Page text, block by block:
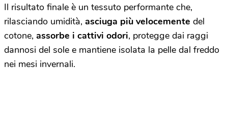
Il risultato finale è un tessuto performante che,
rilasciando umidità, asciuga più velocemente del
cotone, assorbe i cattivi odori, protegge dai raggi
dannosi del sole e mantiene isolata la pelle dal freddo
nei mesi invernali.